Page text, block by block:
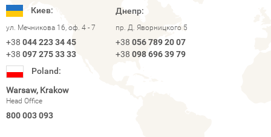
Киев:
ул. Мечникова 16, оф. 4 - 7
+38 044 223 34 45
+38 097 275 33 33
Днепр:
пр. Д. Яворницкого 5
+38 056 789 20 07
+38 098 696 39 79
Poland:
Warsaw, Krakow
Head Office
800 003 093